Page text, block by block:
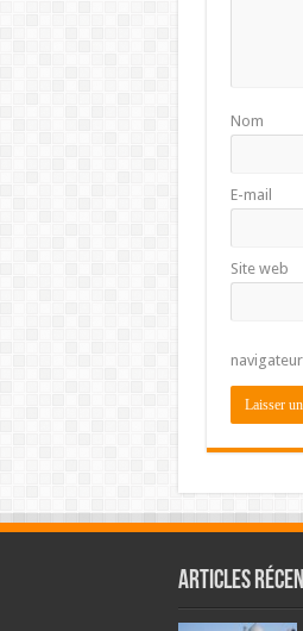
Nom
E-mail
Site web
Articles